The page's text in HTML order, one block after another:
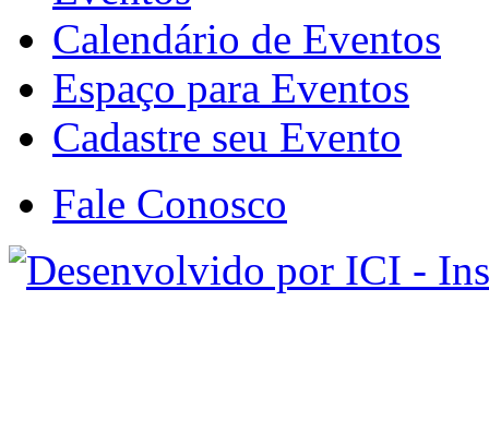
Calendário de Eventos
Espaço para Eventos
Cadastre seu Evento
Fale Conosco